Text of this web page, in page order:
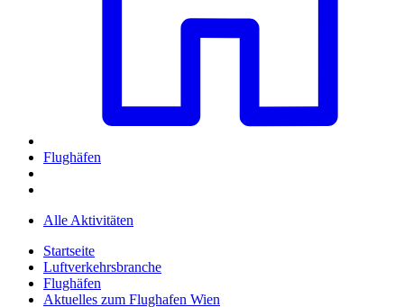
Flughäfen
Alle Aktivitäten
Startseite
Luftverkehrsbranche
Flughäfen
Aktuelles zum Flughafen Wien